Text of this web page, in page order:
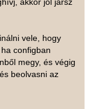
akkor jól jársz
vele, hogy
configban
megy, és végig
beolvasni az